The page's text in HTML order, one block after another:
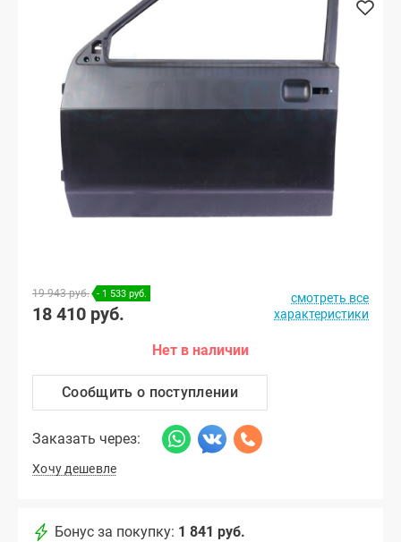
19 943 руб. - 1 533 руб.
18 410 руб.
смотреть все
характеристики
Нет в наличии
Сообщить о поступлении
Заказать через:
Хочу дешевле
Бонус за покупку: 1 841 руб.